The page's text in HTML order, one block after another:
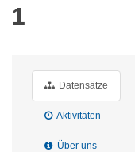
1
Datensätze
Aktivitäten
Über uns